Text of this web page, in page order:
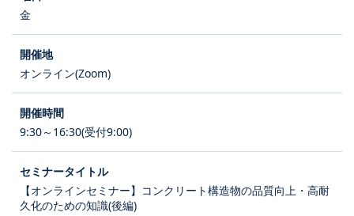
金
オンライン(Zoom)
9:30～16:30(受付9:00)
【オンラインセミナー】コンクリート構造物の品質向上・高耐
久化のための知識(後編)